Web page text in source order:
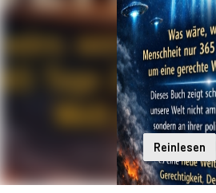
Reinlesen